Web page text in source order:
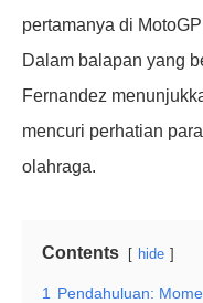
pertamanya di
Dalam balapan yang
Fernandez
mencuri perhatian
olahraga.
Contents hide
1
Pendahuluan: